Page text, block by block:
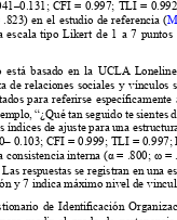
    
.823) en el estudio de referencia (
       
    
    
  
“¿Qué tan seguido te sientes
 
   
Las respuestas se registran en una
 